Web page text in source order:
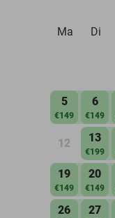
Ma
Di
5
€149
6
€149
12 13
€199
19
€149
20
€149
26 27